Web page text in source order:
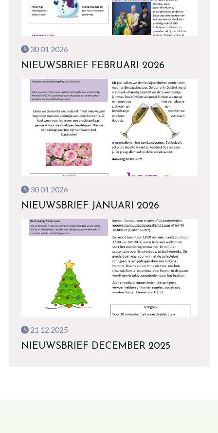
30 01 2026
NIEUWSBRIEF FEBRUARI 2026
30 01 2026
NIEUWSBRIEF JANUARI 2026
21 12 2025
NIEUWSBRIEF DECEMBER 2025